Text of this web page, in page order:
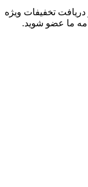
تخفیفات ویژه
ما عضو شوید.